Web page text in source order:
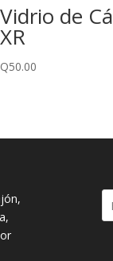
Vidrio de
XR
Q50.00